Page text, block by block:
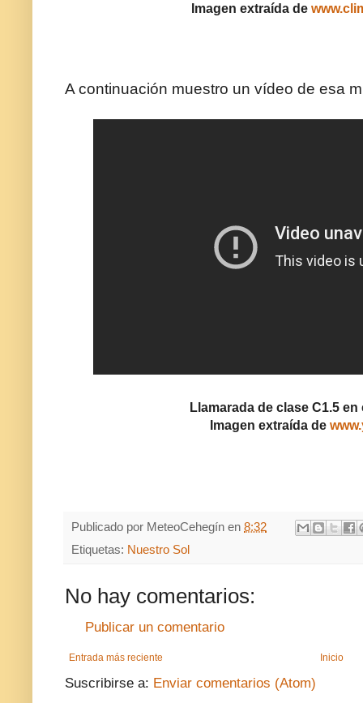
Imagen extraída de
A continuación muestro un vídeo de esa
Llamarada de clase C1.5
Imagen extraída de
Publicado por MeteoCehegín en 8:32
Etiquetas: Nuestro Sol
No hay comentarios:
Publicar un comentario
Entrada más reciente Inicio
Suscribirse a: Enviar comentarios (Atom)